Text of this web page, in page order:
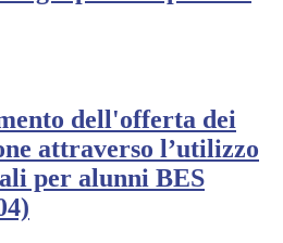
dell'offerta dei
attraverso l’utilizzo
per alunni BES